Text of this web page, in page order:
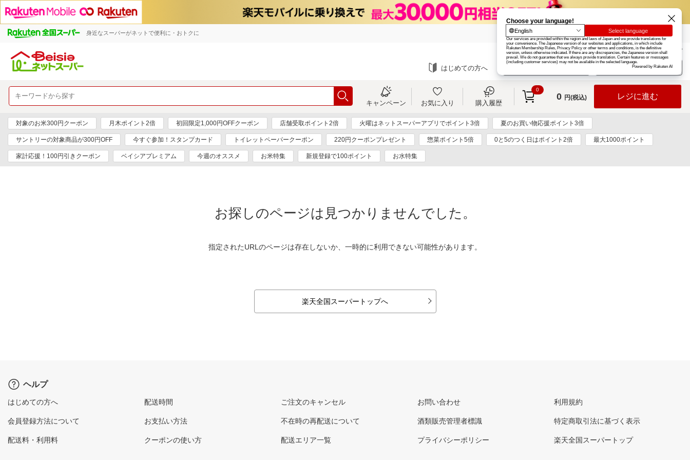
身近なスーパーがネットで便利に・おトクに 楽天グループ カード
お知らせ ヘルプ
はじめての方へ ログイン
キャンペーン お気に入り 購入履歴
0
0 円(税込) レジに進む
対象のお米300円クーポン 月木ポイント2倍 初回限定1,000円OFFクーポン 店舗受取ポイント2倍 火曜はネットスーパーアプリでポイント3倍 夏のお買い物応援ポイント3倍
サントリーの対象商品が300円OFF 今すぐ参加！スタンプカード トイレットペーパークーポン 220円クーポンプレゼント 惣菜ポイント5倍 0と5のつく日はポイント2倍 最大1000ポイント
家計応援！100円引きクーポン ベイシアプレミアム 今週のオススメ お米特集 新規登録で100ポイント お水特集
お探しのページは見つかりませんでした。
指定されたURLのページは存在しないか、一時的に利用できない可能性があります。
楽天全国スーパートップへ
ヘルプ
はじめての方へ
会員登録方法について
配送料・利用料
配送時間
お支払い方法
クーポンの使い方
ご注文のキャンセル
不在時の再配送について
配送エリア一覧
お問い合わせ
酒類販売管理者標識
プライバシーポリシー
利用規約
特定商取引法に基づく表示
楽天全国スーパートップ